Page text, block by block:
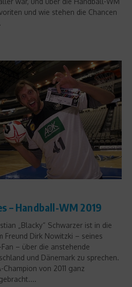
und wie stehen die Chancen
– Handball-WM 2019
„Blacky“ Schwarzer ist in die
Freund Dirk Nowitzki – seines
– über die anstehende
und Dänemark zu sprechen.
von 2011 ganz